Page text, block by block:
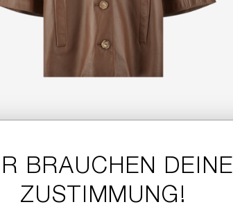
KURZÄRMELIGE LEDERJACKE
579,99 €
BRAUCHEN DEINE
ZUSTIMMUNG!